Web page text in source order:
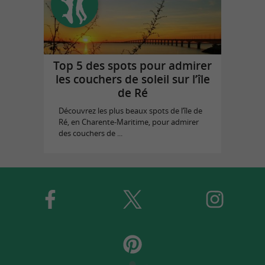
Top 5 des spots pour admirer
les couchers de soleil sur l’île
de Ré
Découvrez les plus beaux spots de l’île de
Ré, en Charente-Maritime, pour admirer
des couchers de ...